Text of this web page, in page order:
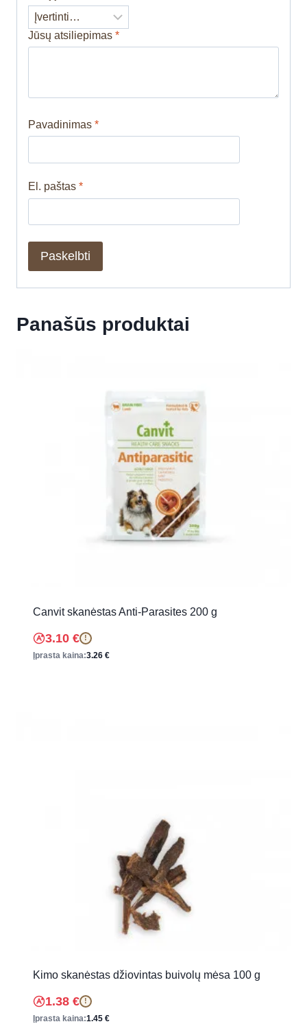
Jūsų atsiliepimas *
Pavadinimas *
El. paštas *
Panašūs produktai
Canvit skanėstas Anti-Parasites 200 g
3.10 € !
Įprasta kaina:3.26 €
Kimo skanėstas džiovintas buivolų mėsa 100 g
1.38 € !
Įprasta kaina:1.45 €